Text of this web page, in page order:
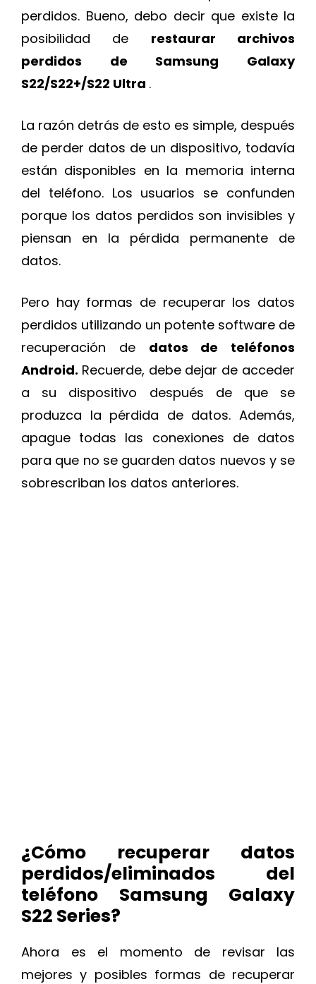
perdidos. Bueno, debo decir que existe la
posibilidad de restaurar archivos
perdidos de Samsung Galaxy
S22/S22+/S22 Ultra .
La razón detrás de esto es simple, después
de perder datos de un dispositivo, todavía
están disponibles en la memoria interna
del teléfono. Los usuarios se confunden
porque los datos perdidos son invisibles y
piensan en la pérdida permanente de
datos.
Pero hay formas de recuperar los datos
perdidos utilizando un potente software de
recuperación de datos de teléfonos
Android. Recuerde, debe dejar de acceder
a su dispositivo después de que se
produzca la pérdida de datos. Además,
apague todas las conexiones de datos
para que no se guarden datos nuevos y se
sobrescriban los datos anteriores.
¿Cómo recuperar datos
perdidos/eliminados del
teléfono Samsung Galaxy
S22 Series?
Ahora es el momento de revisar las
mejores y posibles formas de recuperar